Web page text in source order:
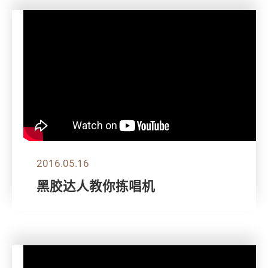
2016.05.16
黑胶达人教你拣唱机